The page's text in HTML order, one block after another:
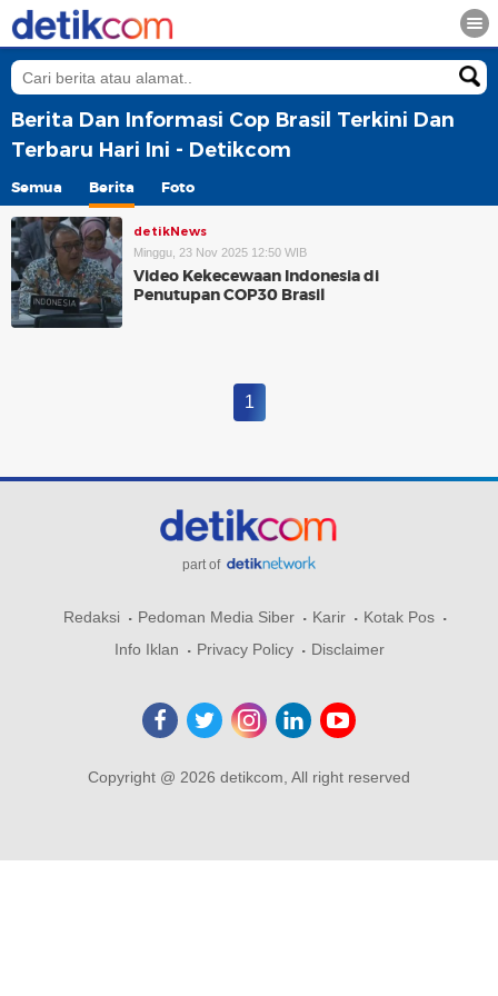
Berita Dan Informasi Cop Brasil Terkini Dan
Terbaru Hari Ini - Detikcom
Semua Berita Foto
detikNews
Minggu, 23 Nov 2025 12:50 WIB
Video Kekecewaan Indonesia di
Penutupan COP30 Brasil
1
part of
Redaksi Pedoman Media Siber Karir
Kotak Pos
Info Iklan
Privacy Policy Disclaimer
Copyright @ 2026 detikcom, All right reserved